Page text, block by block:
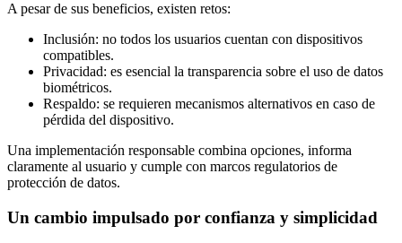
A pesar de sus beneficios, existen retos:
Inclusión: no todos los usuarios cuentan con dispositivos
compatibles.
Privacidad: es esencial la transparencia sobre el uso de datos
biométricos.
Respaldo: se requieren mecanismos alternativos en caso de
pérdida del dispositivo.
Una implementación responsable combina opciones, informa
claramente al usuario y cumple con marcos regulatorios de
protección de datos.
Un cambio impulsado por confianza y simplicidad